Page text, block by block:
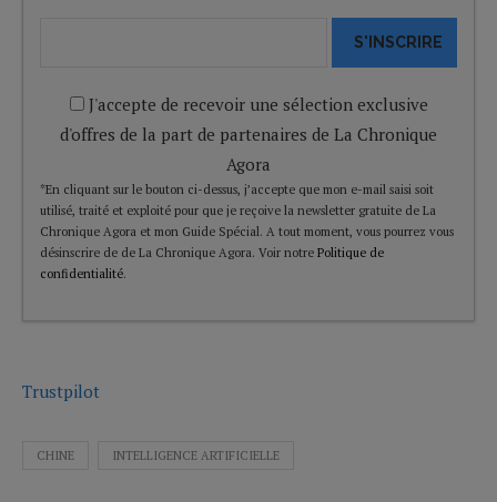
S'INSCRIRE
J'accepte de recevoir une sélection exclusive
d'offres de la part de partenaires de La Chronique
Agora
*En cliquant sur le bouton ci-dessus, j’accepte que mon e-mail saisi soit
utilisé, traité et exploité pour que je reçoive la newsletter gratuite de La
Chronique Agora et mon Guide Spécial. A tout moment, vous pourrez vous
désinscrire de de La Chronique Agora. Voir notre Politique de
confidentialité.
Trustpilot
CHINE INTELLIGENCE ARTIFICIELLE